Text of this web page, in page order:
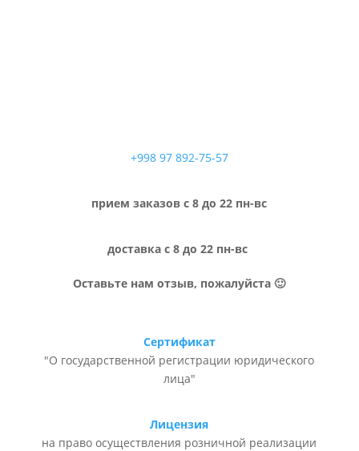
+998 97 892-75-57
прием заказов с 8 до 22 пн-вс
доставка с 8 до 22 пн-вс
Оставьте нам отзыв, пожалуйста 🙂
Сертификат
"О государственной регистрации юридического
лица"
Лицензия
на право осуществления розничной реализации